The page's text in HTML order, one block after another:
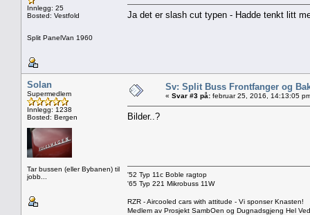
Innlegg: 25
Bosted: Vestfold
Split PanelVan 1960
Ja det er slash cut typen - Hadde tenkt litt
Solan
Supermedlem
Innlegg: 1238
Bosted: Bergen
Tar bussen (eller Bybanen) til
jobb...
Sv: Split Buss Frontfanger og
« Svar #3 på: februar 25, 2016, 14:13:05
Bilder..?
'52 Typ 11c Boble ragtop
'65 Typ 221 Mikrobuss 11W
RZR - Aircooled cars with attitude - Vi sponser Knasten!
Medlem av Prosjekt SambOen og Dugnadsgjeng Hel Ved